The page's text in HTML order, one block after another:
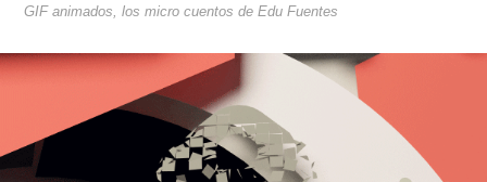
GIF animados, los micro cuentos de Edu Fuentes